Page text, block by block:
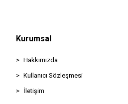
Kurumsal
Hakkımızda
Kullanıcı Sözleşmesi
İletişim